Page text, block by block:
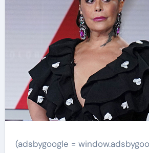
(adsbygoogle =